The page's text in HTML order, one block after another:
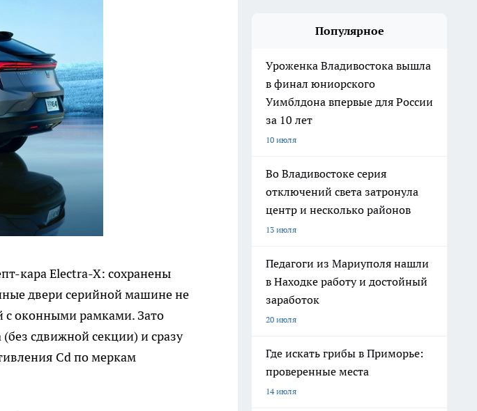
кара Electra-X: сохранены
двери серийной машине не
с оконными рамками. Зато
сдвижной секции) и сразу
Cd по меркам
Популярное
Уроженка Владивостока вышла
в финал юниорского
Уимблдона впервые для России
за 10 лет
10 июля
Во Владивостоке серия
отключений света затронула
центр и несколько районов
13 июля
Педагоги из Мариуполя нашли
в Находке работу и достойный
заработок
20 июля
Где искать грибы в Приморье:
проверенные места
14 июля